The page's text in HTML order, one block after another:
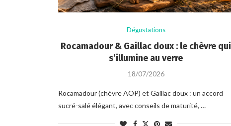
Dégustations
Rocamadour & Gaillac doux : le chèvre qui
s’illumine au verre
18/07/2026
Rocamadour (chèvre AOP) et Gaillac doux : un accord
sucré-salé élégant, avec conseils de maturité, …